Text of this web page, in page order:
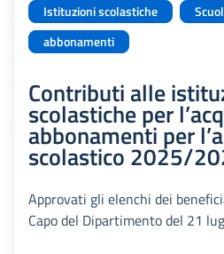
Istituzioni scolastiche
abbonamenti
Contributi alle
scolastiche per
abbonamenti per
scolastico 2025/
Approvati gli elenchi dei
Capo del Dipartimento del 21